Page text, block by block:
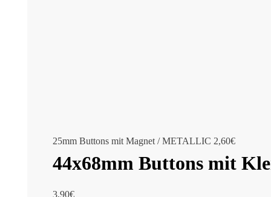
25mm Buttons mit Magnet / METALLIC 2,60€
44x68mm Buttons mit
3,90€